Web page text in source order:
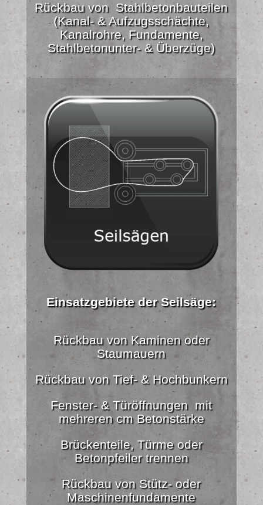
Rückbau von Stahlbetonbauteilen
(Kanal- & Aufzugsschächte,
Kanalrohre, Fundamente,
Stahlbetonunter- & Überzüge)
Einsatzgebiete der Seilsäge:
Rückbau von Kaminen oder
Staumauern
Rückbau von Tief- & Hochbunkern
Fenster- & Türöffnungen mit
mehreren cm Betonstärke
Brückenteile, Türme oder
Betonpfeiler trennen
Rückbau von Stütz- oder
Maschinenfundamente